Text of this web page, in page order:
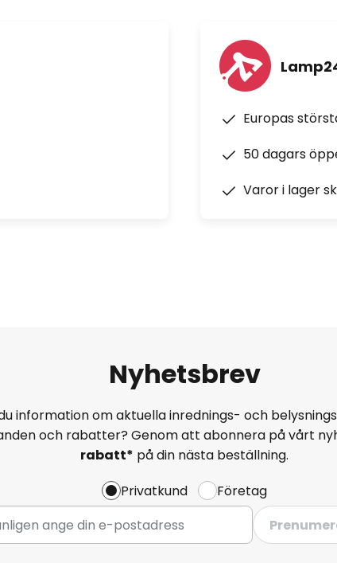
Europas
50 dagars
Varor i lager
Nyhetsbrev
information om aktuella inrednings- och
och rabatter? Genom att abonnera på vårt
rabatt* på din nästa beställning.
Privatkund
Företag